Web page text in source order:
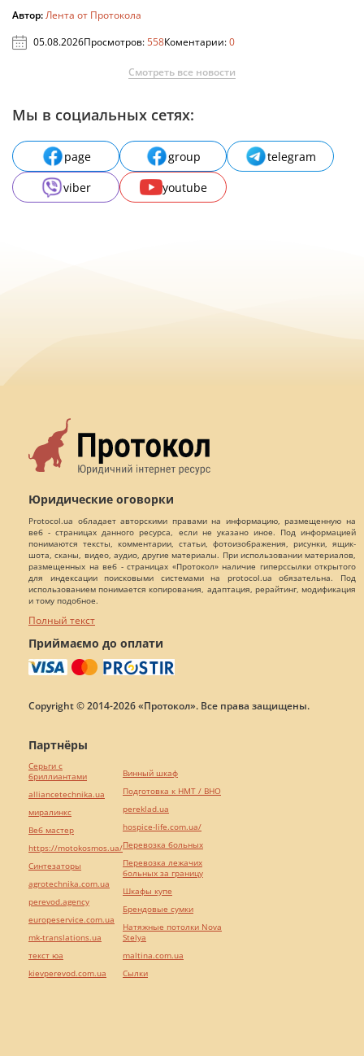
Автор:Лента от Протокола
05.08.2026Просмотров:558Коментарии:0
Смотреть все новости
Мы в социальных сетях:
page group
telegram
viber
youtube
Юридические оговорки
Protocol.ua обладает авторскими правами на информацию, размещенную на
веб - страницах данного ресурса, если не указано иное. Под информацией
понимаются тексты, комментарии, статьи, фотоизображения, рисунки, ящик-
шота, сканы, видео, аудио, другие материалы. При использовании материалов,
размещенных на веб - страницах «Протокол» наличие гиперссылки открытого
для индексации поисковыми системами на protocol.ua обязательна. Под
использованием понимается копирования, адаптация, рерайтинг, модификация
и тому подобное.
Полный текст
Приймаємо до оплати
Copyright © 2014-2026 «Протокол». Все права защищены.
Партнёры
Серьги с
бриллиантами
alliancetechnika.ua
миралинкс
Веб мастер
https://motokosmos.ua/
Синтезаторы
agrotechnika.com.ua
perevod.agency
europeservice.com.ua
mk-translations.ua
текст юа
kievperevod.com.ua
Винный шкаф
Подготовка к НМТ / ВНО
pereklad.ua
hospice-life.com.ua/
Перевозка больных
Перевозка лежачих
больных за границу
Шкафы купе
Брендовые сумки
Натяжные потолки Nova
Stelya
maltina.com.ua
Cылки